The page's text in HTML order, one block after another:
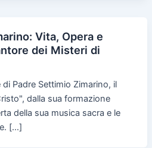
Vita, Opera e
dei Misteri di
Padre Settimio Zimarino, il
dalla sua formazione
della sua musica sacra e le
[…]